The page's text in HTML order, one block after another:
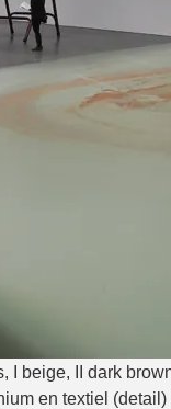
I beige, II dark
en textiel (detail)